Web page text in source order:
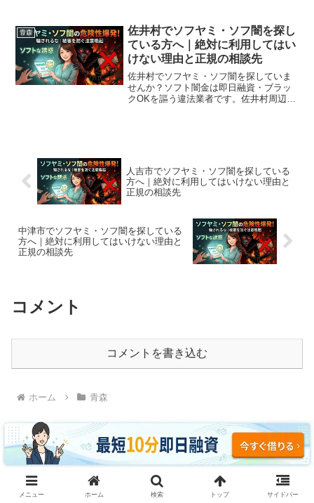
町から利用できる無料相談先まで完全解
説。
青森
佐井村でソフヤミ・ソフ闇を探し
ている方へ｜絶対に利用してはい
けない理由と正規の相談先
佐井村でソフヤミ・ソフ闇を探していま
せんか？ソフト闇金は即日融資・ブラッ
クOKを謳う違法業者です。佐井村周辺で
人吉市でソフヤミ・ソフ闇を探している
方へ｜絶対に利用してはいけない理由と
正規の相談先
中津市でソフヤミ・ソフ闇を探している
方へ｜絶対に利用してはいけない理由と
正規の相談先
コメント
コメントを書き込む
ホーム 青森
ソフヤミ・ソフ闇に騙されるな｜即日融資・ブラッ
メニュー ホーム 検索 トップ サイドバー